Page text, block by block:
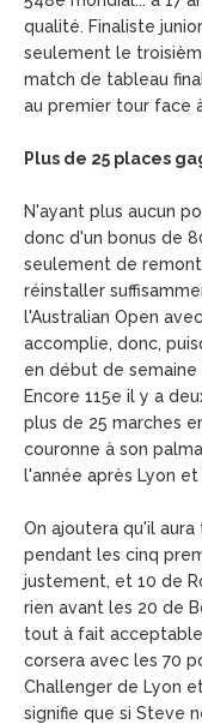
qualité. Finaliste
seulement le
match de tableau
au premier tour face
Plus de 25 places
N'ayant plus aucun
donc d'un bonus de
seulement de
réinstaller
l'Australian Open
accomplie, donc,
en début de
Encore 115e il y a
plus de 25 marches
couronne à son
l'année après Lyon et
On ajoutera qu'il
pendant les cinq
justement, et 10 de
rien avant les 20 de
tout à fait
corsera avec les 70
Challenger de Lyon
signifie que si Steve